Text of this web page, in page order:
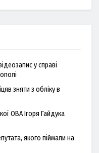
у справі
зняти з обліку в
ОВА Ігоря Гайдука
якого піймали на